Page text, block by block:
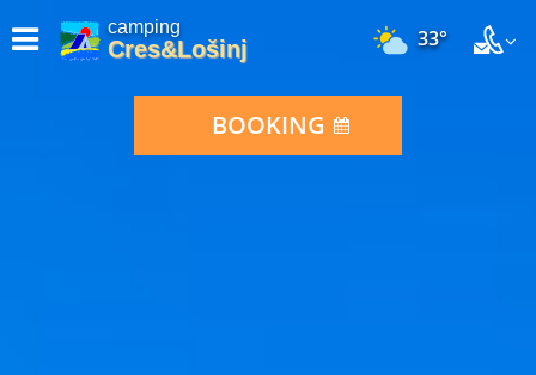
camping
Cres&Lošinj 33°
BOOKING